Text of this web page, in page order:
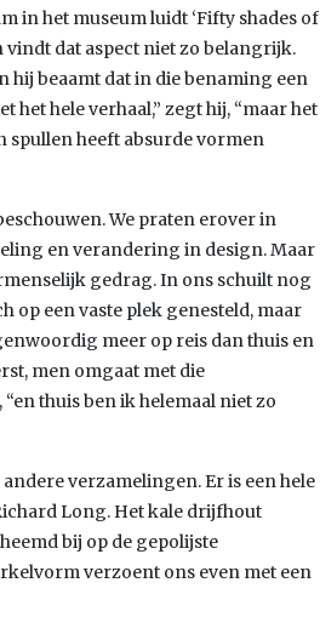
in het museum luidt ‘Fifty shades of
vindt dat aspect niet zo belangrijk.
hij beaamt dat in die benaming een
hele verhaal,” zegt hij, “maar het
spullen heeft absurde vormen
We praten erover in
en verandering in design. Maar
gedrag. In ons schuilt nog
op een vaste plek genesteld, maar
meer op reis dan thuis en
men omgaat met die
thuis ben ik helemaal niet zo
verzamelingen. Er is een hele
Long. Het kale drijfhout
bij op de gepolijste
verzoent ons even met een